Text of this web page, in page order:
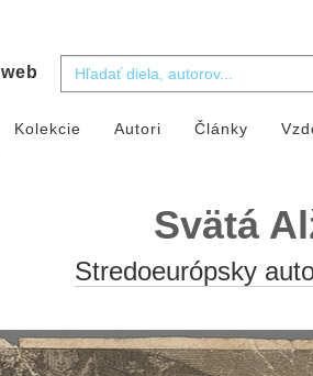
web
Kolekcie Autori Články
Svätá
Stredoeurópsky